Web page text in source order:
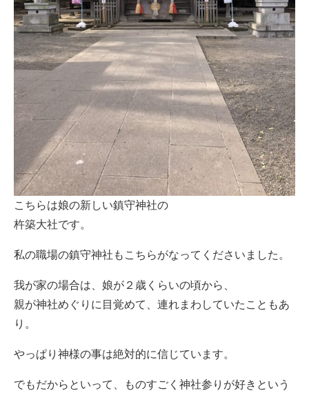
こちらは娘の新しい鎮守神社の
杵築大社です。
私の職場の鎮守神社もこちらがなってくださいました。
我が家の場合は、娘が２歳くらいの頃から、
親が神社めぐりに目覚めて、連れまわしていたこともあ
り。
やっぱり神様の事は絶対的に信じています。
でもだからといって、ものすごく神社参りが好きという